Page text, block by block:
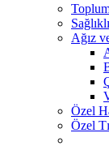
Ağız
Özel
Özel